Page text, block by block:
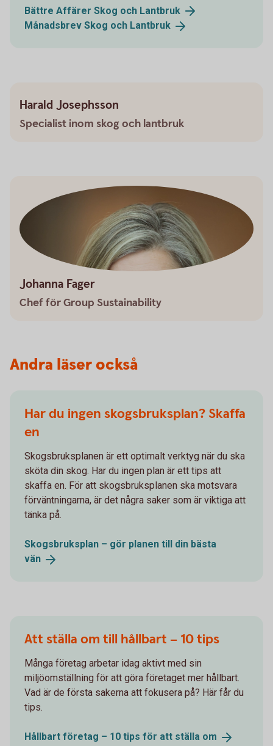
Bättre Affärer Skog och Lantbruk
Månadsbrev Skog och Lantbruk
Harald Josephsson
Specialist inom skog och lantbruk
Johanna Fager
Chef för Group Sustainability
Andra läser också
Har du ingen skogsbruksplan? Skaffa
en
Skogsbruksplanen är ett optimalt verktyg när du ska
sköta din skog. Har du ingen plan är ett tips att
skaffa en. För att skogsbruksplanen ska motsvara
förväntningarna, är det några saker som är viktiga att
tänka på.
Skogsbruksplan – gör planen till din bästa
vän
Att ställa om till hållbart – 10 tips
Många företag arbetar idag aktivt med sin
miljöomställning för att göra företaget mer hållbart.
Vad är de första sakerna att fokusera på? Här får du
tips.
Hållbart företag – 10 tips för att ställa om